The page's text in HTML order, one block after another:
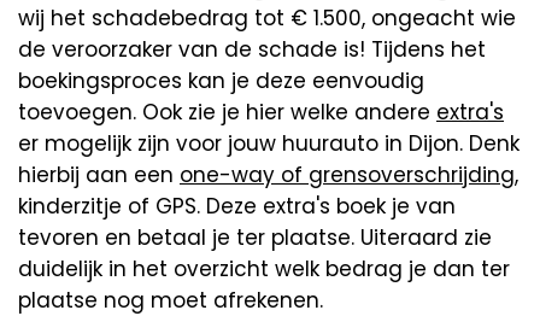
wij het schadebedrag tot € 1.500, ongeacht wie
de veroorzaker van de schade is! Tijdens het
boekingsproces kan je deze eenvoudig
toevoegen. Ook zie je hier welke andere extra's
er mogelijk zijn voor jouw huurauto in Dijon. Denk
hierbij aan een one-way of grensoverschrijding,
kinderzitje of GPS. Deze extra's boek je van
tevoren en betaal je ter plaatse. Uiteraard zie
duidelijk in het overzicht welk bedrag je dan ter
plaatse nog moet afrekenen.